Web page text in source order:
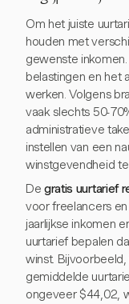
Om het juiste
houden met
gewenste
belastingen en het
werken. Volgens
vaak slechts 50-
administratieve
instellen van een
winstgevendheid
Degratis uurtarief
voor freelancers
jaarlijkse inkomen
uurtarief bepalen
winst.
gemiddelde
ongeveer $44,02,